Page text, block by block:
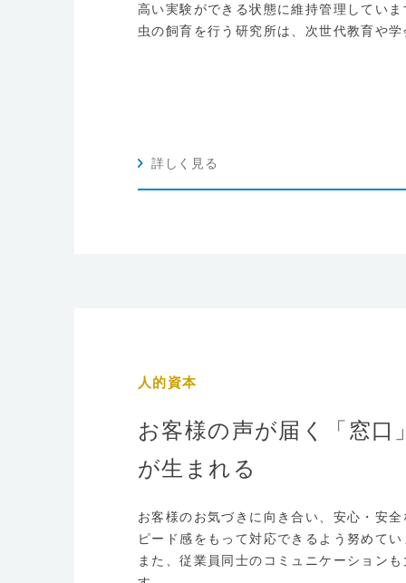
高い実験ができる状態に維持管理していま
虫の飼育を行う研究所は、次世代教育や
詳しく見る
人的資本
お客様の声が届く「窓
が生まれる
お客様のお気づきに向き合い、安心・安
ピード感をもって対応できるよう努めて
また、従業員同士のコミュニケーション